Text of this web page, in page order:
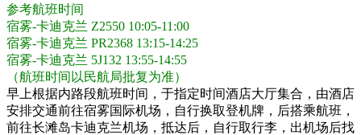
参考航班时间
宿雾-卡迪克兰 Z2550 10:05-11:00
宿雾-卡迪克兰 PR2368 13:15-14:25
宿雾-卡迪克兰 5J132 13:55-14:55
（航班时间以民航局批复为准）
早上根据内路段航班时间，于指定时间酒店大厅集合，由酒店
安排交通前往宿雾国际机场，自行换取登机牌，后搭乘航班，
前往长滩岛卡迪克兰机场，抵达后，自行取行李，出机场后找